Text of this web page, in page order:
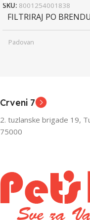
SKU: 8001254001838
FILTRIRAJ PO BRENDU
Padovan
FILTRIRAJ PO TEŽINI
1kg – 3kg
Crveni 7
2. tuzlanske brigade 19,
75000